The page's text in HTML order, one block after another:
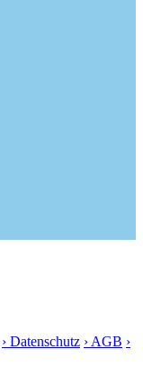
› Datenschutz › AGB ›